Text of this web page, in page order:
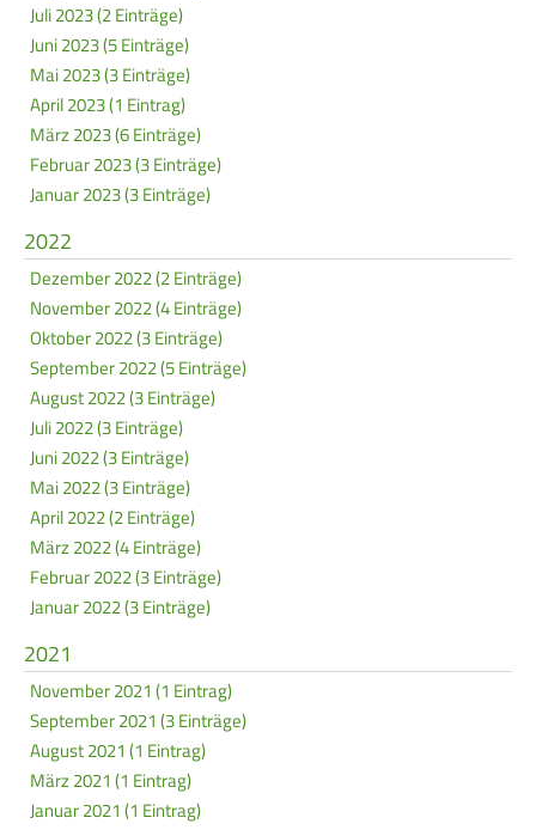
Juli 2023 (2 Einträge)
Juni 2023 (5 Einträge)
Mai 2023 (3 Einträge)
April 2023 (1 Eintrag)
März 2023 (6 Einträge)
Februar 2023 (3 Einträge)
Januar 2023 (3 Einträge)
2022
Dezember 2022 (2 Einträge)
November 2022 (4 Einträge)
Oktober 2022 (3 Einträge)
September 2022 (5 Einträge)
August 2022 (3 Einträge)
Juli 2022 (3 Einträge)
Juni 2022 (3 Einträge)
Mai 2022 (3 Einträge)
April 2022 (2 Einträge)
März 2022 (4 Einträge)
Februar 2022 (3 Einträge)
Januar 2022 (3 Einträge)
2021
November 2021 (1 Eintrag)
September 2021 (3 Einträge)
August 2021 (1 Eintrag)
März 2021 (1 Eintrag)
Januar 2021 (1 Eintrag)